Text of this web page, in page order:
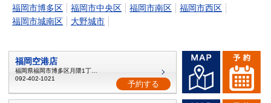
福岡市博多区
福岡市中央区 福岡市南区
福岡市西区
福岡市城南区
大野城市
福岡空港店
福岡県福岡市博多区月隈1丁目7-5
092-402-1021
予約する